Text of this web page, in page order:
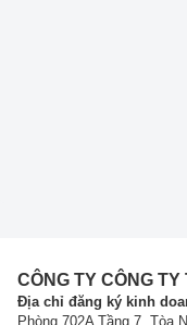
CÔNG TY CÔNG
Địa chỉ đăng ký kinh
Phòng 702A Tầng 7, Tòa